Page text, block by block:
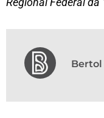
Bertol